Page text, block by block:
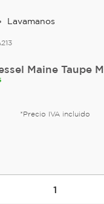
Lavamanos
Maine Taupe
*Precio IVA incluido